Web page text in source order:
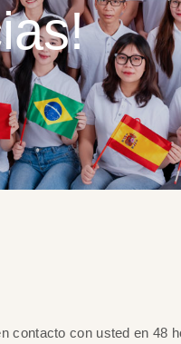
con usted en 48